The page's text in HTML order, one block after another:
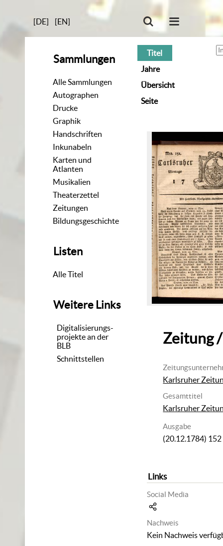
[DE] [EN]
Sammlungen
Alle Sammlungen
Autographen
Drucke
Graphik
Handschriften
Inkunabeln
Karten und
Atlanten
Musikalien
Theaterzettel
Zeitungen
Bildungsgeschichte
Listen
Alle Titel
Weitere Links
Digitalisierungs-
projekte an der
BLB
Schnittstellen
Titel
Jahre
Übersicht
Seite
Zeitung
Karlsruher
Gesamttitel
Karlsruher
Ausgabe
(20.12.1784) 152
Links
Social Media
Nachweis
Kein Nachweis